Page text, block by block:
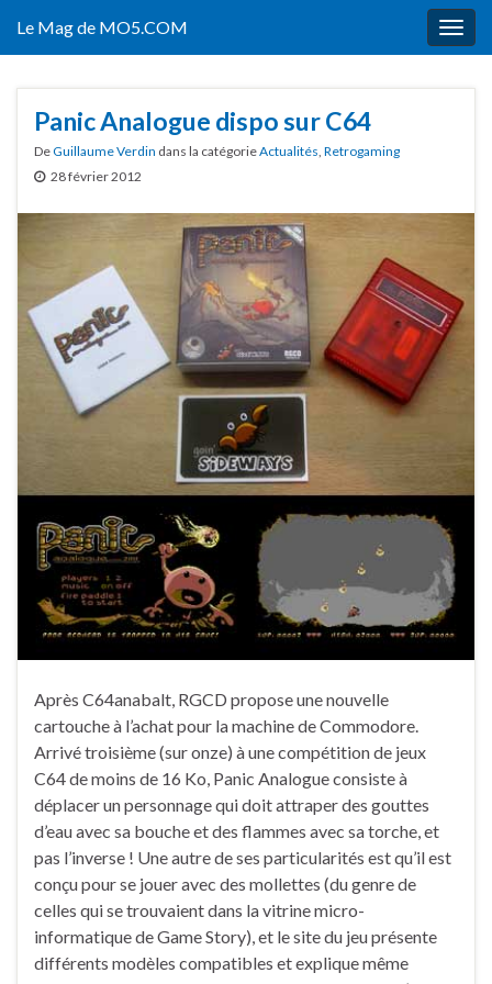
Le Mag de MO5.COM
Panic Analogue dispo sur C64
DeGuillaume Verdin dans la catégorieActualités, Retrogaming
28 février 2012
Après C64anabalt, RGCD propose une nouvelle
cartouche à l’achat pour la machine de Commodore.
Arrivé troisième (sur onze) à une compétition de jeux
C64 de moins de 16 Ko, Panic Analogue consiste à
déplacer un personnage qui doit attraper des gouttes
d’eau avec sa bouche et des flammes avec sa torche, et
pas l’inverse ! Une autre de ses particularités est qu’il est
conçu pour se jouer avec des mollettes (du genre de
celles qui se trouvaient dans la vitrine micro-
informatique de Game Story), et le site du jeu présente
différents modèles compatibles et explique même